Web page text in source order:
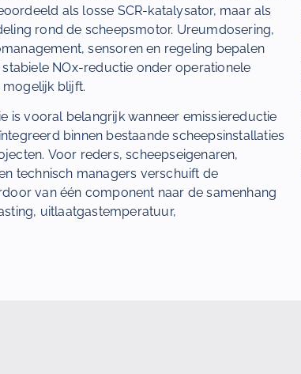
als losse SCR-katalysator, maar als
rond de scheepsmotor. Ureumdosering,
sensoren en regeling bepalen
NOx-reductie onder operationele
blijft.
is vooral belangrijk wanneer emissiereductie
binnen bestaande scheepsinstallaties
Voor reders, scheepseigenaren,
technisch managers verschuift de
van één component naar de samenhang
uitlaatgastemperatuur,